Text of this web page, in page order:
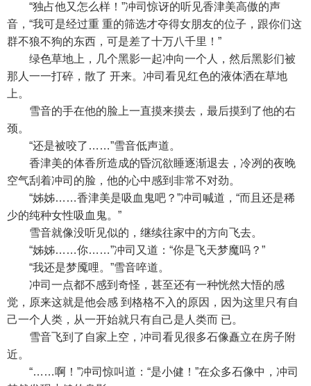
“独占他又怎么样！”冲司惊讶的听见香津美高傲的声
音，“我可是经过重 重的筛选才夺得女朋友的位子，跟你们这
群不狼不狗的东西，可是差了十万八千里！”
绿色草地上，几个黑影一起冲向一个人，然后黑影们被
那人一一打碎，散了 开来。冲司看见红色的液体洒在草地
上。
雪音的手在他的脸上一直摸来摸去，最后摸到了他的右
颈。
“还是被咬了……”雪音低声道。
香津美的体香所造成的昏沉欲睡逐渐退去，冷冽的夜晚
空气刮着冲司的脸，他的心中感到非常不对劲。
“姊姊……香津美是吸血鬼吧？”冲司喊道，“而且还是稀
少的纯种女性吸血鬼。”
雪音就像没听见似的，继续往家中的方向飞去。
“姊姊……你……”冲司又道：“你是飞天梦魔吗？”
“我还是梦魇哩。”雪音啐道。
冲司一点都不感到奇怪，甚至还有一种恍然大悟的感
觉，原来这就是他会感 到格格不入的原因，因为这里只有自
己一个人类，从一开始就只有自己是人类而 已。
雪音飞到了自家上空，冲司看见很多石像矗立在房子附
近。
“……啊！”冲司惊叫道：“是小健！”在众多石像中，冲司